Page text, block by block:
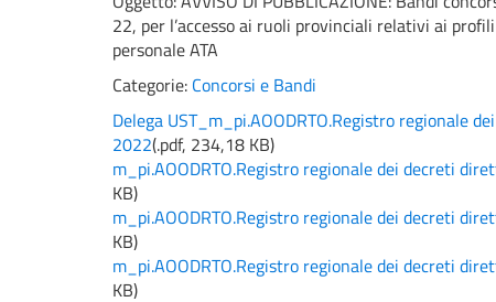
22, per l’accesso ai ruoli provinciali relativi ai
personale ATA
Categorie: Concorsi e Bandi
Delega UST_m_pi.AOODRTO.Registro regionale
2022(.pdf, 234,18 KB)
m_pi.AOODRTO.Registro regionale dei decreti
KB)
m_pi.AOODRTO.Registro regionale dei decreti
KB)
m_pi.AOODRTO.Registro regionale dei decreti
KB)